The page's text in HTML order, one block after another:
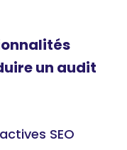
un audit
SEO